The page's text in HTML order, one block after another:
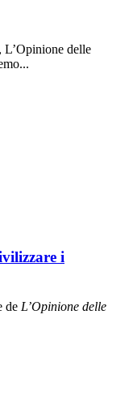
L’Opinione delle
i
de L’Opinione delle